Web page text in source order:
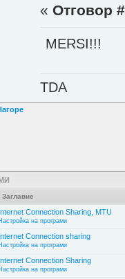
« Отговор
MERSI!!!
TDA
Заглавие
Connection Sharing, MTU
на програми
Connection sharing
на програми
Connection Sharing
на програми